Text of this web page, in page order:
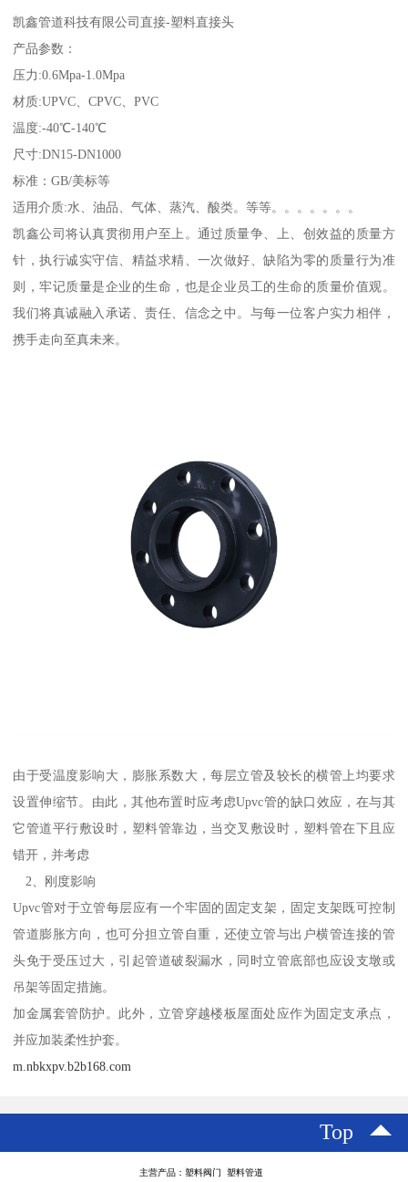
凯鑫管道科技有限公司直接-塑料直接头
产品参数：
压力:0.6Mpa-1.0Mpa
材质:UPVC、CPVC、PVC
温度:-40℃-140℃
尺寸:DN15-DN1000
标准：GB/美标等
适用介质:水、油品、气体、蒸汽、酸类。等等。。。。。。。
凯鑫公司将认真贯彻用户至上。通过质量争、上、创效益的质量方
针，执行诚实守信、精益求精、一次做好、缺陷为零的质量行为准
则，牢记质量是企业的生命，也是企业员工的生命的质量价值观。
我们将真诚融入承诺、责任、信念之中。与每一位客户实力相伴，
携手走向至真未来。
由于受温度影响大，膨胀系数大，每层立管及较长的横管上均要求
设置伸缩节。由此，其他布置时应考虑Upvc管的缺口效应，在与其
它管道平行敷设时，塑料管靠边，当交叉敷设时，塑料管在下且应
错开，并考虑
2、刚度影响
Upvc管对于立管每层应有一个牢固的固定支架，固定支架既可控制
管道膨胀方向，也可分担立管自重，还使立管与出户横管连接的管
头免于受压过大，引起管道破裂漏水，同时立管底部也应设支墩或
吊架等固定措施。
加金属套管防护。此外，立管穿越楼板屋面处应作为固定支承点，
并应加装柔性护套。
m.nbkxpv.b2b168.com
Top
主营产品：塑料阀门 塑料管道